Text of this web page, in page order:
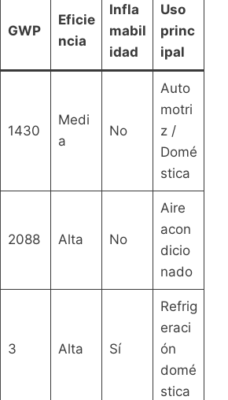
GWP
Eficie
ncia
Infla
mabil
idad
Uso
princ
ipal
1430
Medi
a
No
Auto
motri
z /
Domé
stica
2088 Alta No
Aire
acon
dicio
nado
3 Alta Sí
Refrig
eraci
ón
domé
stica